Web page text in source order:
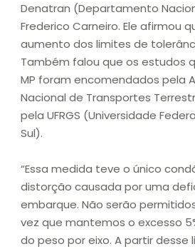
Denatran (Departamento
Frederico Carneiro. Ele afirmou
aumento dos limites de
Também falou que os estudos
MP foram encomendados pela
Nacional de Transportes
pela UFRGS (Universidade
Sul).
“Essa medida teve o único
distorção causada por uma
embarque. Não serão
vez que mantemos o excesso
do peso por eixo. A partir